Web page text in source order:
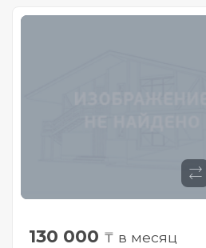
130 000 ₸ в месяц